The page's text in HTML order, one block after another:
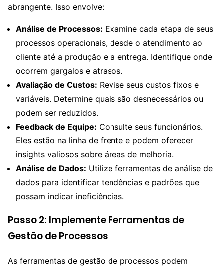
abrangente. Isso envolve:
Análise de Processos: Examine cada etapa de seus
processos operacionais, desde o atendimento ao
cliente até a produção e a entrega. Identifique onde
ocorrem gargalos e atrasos.
Avaliação de Custos: Revise seus custos fixos e
variáveis. Determine quais são desnecessários ou
podem ser reduzidos.
Feedback de Equipe: Consulte seus funcionários.
Eles estão na linha de frente e podem oferecer
insights valiosos sobre áreas de melhoria.
Análise de Dados: Utilize ferramentas de análise de
dados para identificar tendências e padrões que
possam indicar ineficiências.
Passo 2: Implemente Ferramentas de
Gestão de Processos
As ferramentas de gestão de processos podem